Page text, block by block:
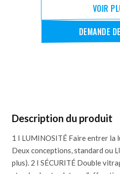
VOIR
DEMANDE
Description du produit
1 I LUMINOSITÉ Faire entrer la
Deux conceptions, standard ou
plus). 2 I SÉCURITÉ Double